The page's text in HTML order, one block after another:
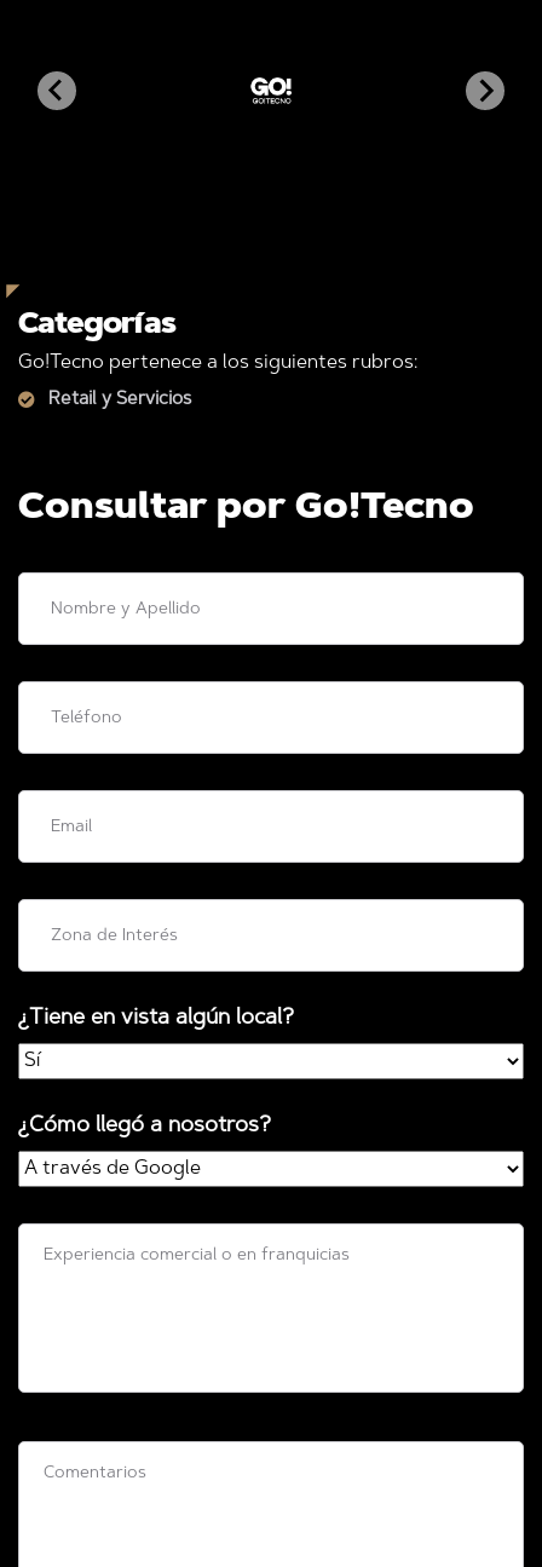
Categorías
Go!Tecno pertenece a los siguientes rubros:
Retail y Servicios
Consultar por Go!Tecno
¿Tiene en vista algún local?
¿Cómo llegó a nosotros?